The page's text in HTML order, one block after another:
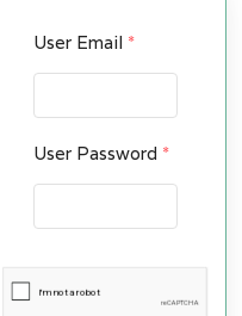
User Email *
User Password *